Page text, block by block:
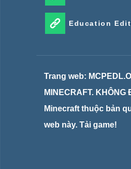
Education
Trang web:
MINECRAFT.
Minecraft thuộc bản
web này. Tải game!